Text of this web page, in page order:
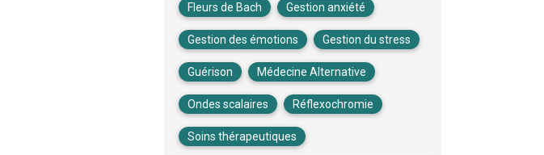
Fleurs de Bach Gestion anxiété
Gestion des émotions Gestion du stress
Guérison Médecine Alternative
Ondes scalaires Réflexochromie
Soins thérapeutiques